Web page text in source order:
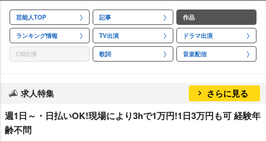
芸能人TOP 記事 作品
ランキング情報 TV出演 ドラマ出演
CM出演 歌詞 音楽配信
求人特集 さらに見る
週1日～・日払いOK!現場により3hで1万円!1日3万円も可 経験年
齢不問